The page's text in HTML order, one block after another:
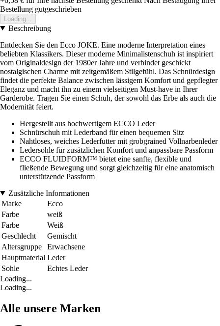
Bestellung gutgeschrieben
Loading...
Beschreibung
Entdecken Sie den Ecco JOKE. Eine moderne Interpretation eines
beliebten Klassikers. Dieser moderne Minimalistenschuh ist inspiriert
vom Originaldesign der 1980er Jahre und verbindet geschickt
nostalgischen Charme mit zeitgemäßem Stilgefühl. Das Schnürdesign
findet die perfekte Balance zwischen lässigem Komfort und gepflegter
Eleganz und macht ihn zu einem vielseitigen Must-have in Ihrer
Garderobe. Tragen Sie einen Schuh, der sowohl das Erbe als auch die
Modernität feiert.
Hergestellt aus hochwertigem ECCO Leder
Schnürschuh mit Lederband für einen bequemen Sitz
Nahtloses, weiches Lederfutter mit grobgrained Vollnarbenleder
Ledersohle für zusätzlichen Komfort und anpassbare Passform
ECCO FLUIDFORM™ bietet eine sanfte, flexible und
fließende Bewegung und sorgt gleichzeitig für eine anatomisch
unterstützende Passform
Zusätzliche Informationen
Marke
Ecco
Farbe
weiß
Farbe
Weiß
Geschlecht
Gemischt
Altersgruppe
Erwachsene
Hauptmaterial Leder
Sohle
Echtes Leder
Loading...
Loading...
Alle unsere Marken